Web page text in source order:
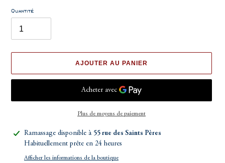
Quantité
AJOUTER AU PANIER
Plus de moyens de paiement
Ajout
produit
Ramassage disponible à 55 rue des Saints Pères
Habituellement prête en 24 heures
Afficher les informations de la boutique